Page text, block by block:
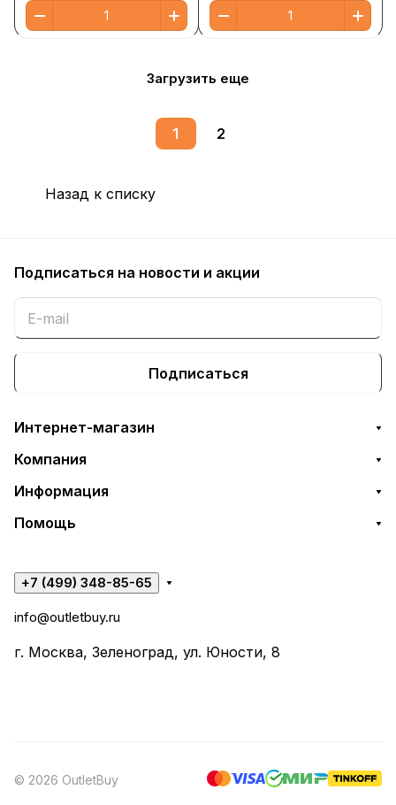
Загрузить еще
1 2
Назад к списку
Подписаться на новости и акции
Подписаться
Интернет-магазин
Компания
Информация
Помощь
+7 (499) 348-85-65
info@outletbuy.ru
г. Москва, Зеленоград, ул. Юности, 8
© 2026 OutletBuy